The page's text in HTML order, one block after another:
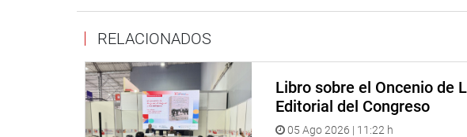
RELACIONADOS
Libro sobre el Oncenio de
Editorial del Congreso
05 Ago 2026 | 11:22 h